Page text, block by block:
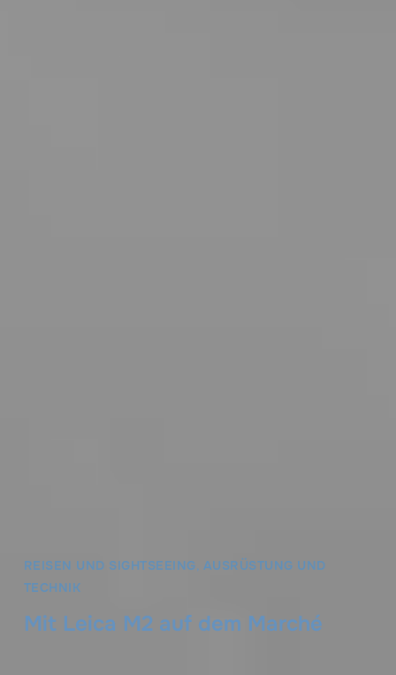
REISEN UND SIGHTSEEING, AUSRÜSTUNG UND
TECHNIK
Mit Leica M2 auf dem Marché